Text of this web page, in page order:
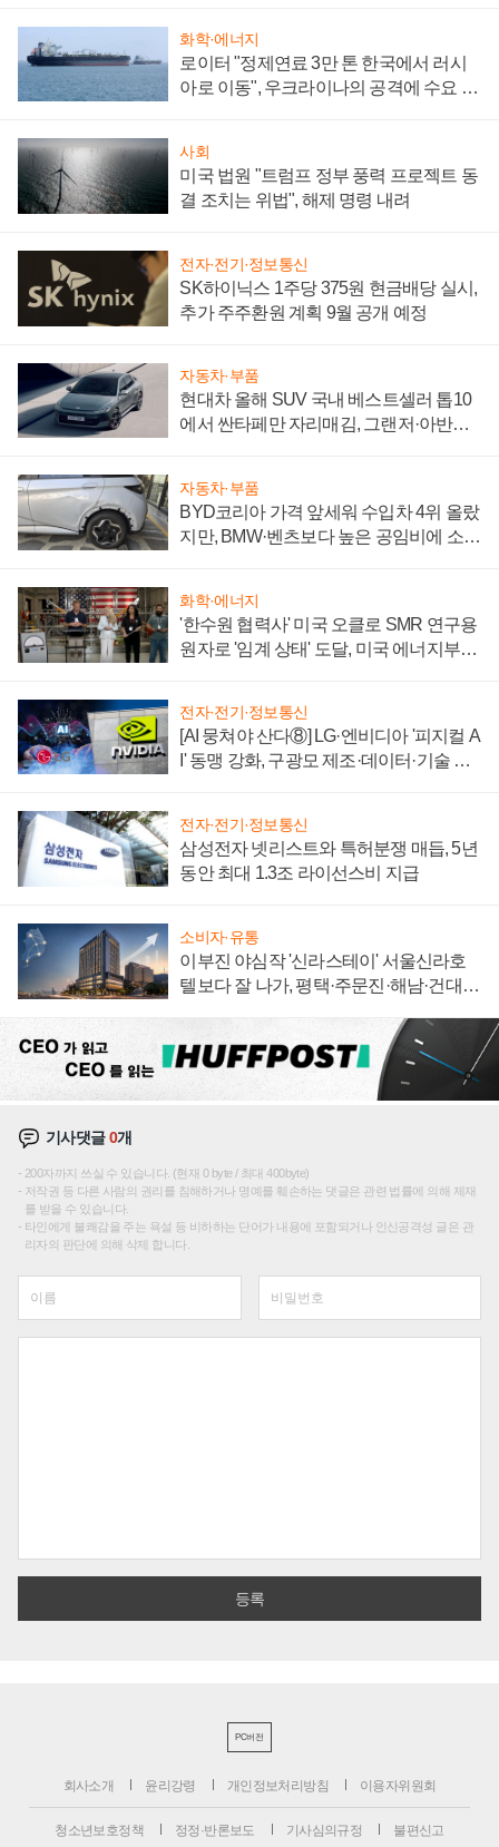
화학·에너지
로이터 "정제연료 3만 톤 한국에서 러시
아로 이동", 우크라이나의 공격에 수요 늘
사회
미국 법원 "트럼프 정부 풍력 프로젝트 동
결 조치는 위법", 해제 명령 내려
전자·전기·정보통신
SK하이닉스 1주당 375원 현금배당 실시,
추가 주주환원 계획 9월 공개 예정
자동차·부품
현대차 올해 SUV 국내 베스트셀러 톱10
에서 싼타페만 자리매김, 그랜저·아반떼
자동차·부품
BYD코리아 가격 앞세워 수입차 4위 올랐
지만, BMW·벤츠보다 높은 공임비에 소비
화학·에너지
'한수원 협력사' 미국 오클로 SMR 연구용
원자로 '임계 상태' 도달, 미국 에너지부
전자·전기·정보통신
[AI 뭉쳐야 산다⑧] LG·엔비디아 '피지컬 A
I' 동맹 강화, 구광모 제조·데이터·기술 결
전자·전기·정보통신
삼성전자 넷리스트와 특허분쟁 매듭, 5년
동안 최대 1.3조 라이선스비 지급
소비자·유통
이부진 야심작 '신라스테이' 서울신라호
텔보다 잘 나가, 평택·주문진·해남·건대로
기사댓글0개
200자까지 쓰실 수 있습니다. (현재 0 byte / 최대 400byte)
저작권 등 다른 사람의 권리를 침해하거나 명예를 훼손하는 댓글은 관련 법률에 의해 제재
를 받을 수 있습니다.
타인에게 불쾌감을 주는 욕설 등 비하하는 단어가 내용에 포함되거나 인신공격성 글은 관
리자의 판단에 의해 삭제 합니다.
PC버전
회사소개 윤리강령 개인정보처리방침 이용자위원회
청소년보호정책 정정·반론보도 기사심의규정 불편신고